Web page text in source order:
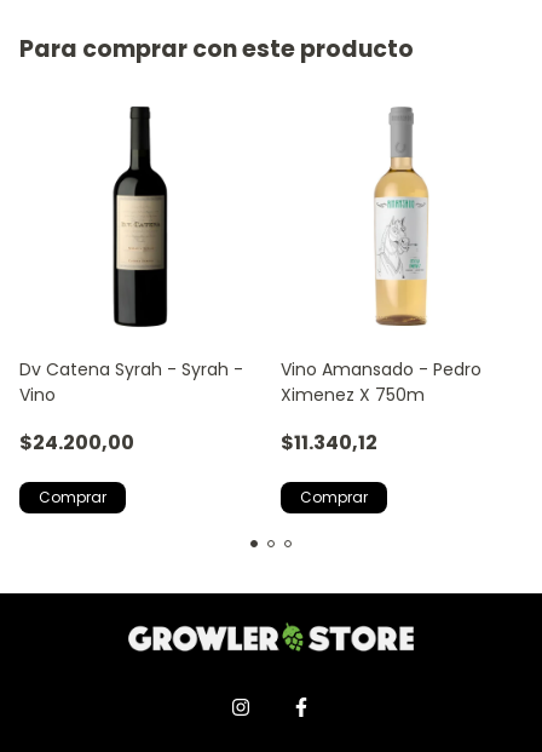
Para comprar con este producto
Dv Catena Syrah - Syrah -
Vino
$24.200,00
Vino Amansado - Pedro
Ximenez X 750m
$11.340,12